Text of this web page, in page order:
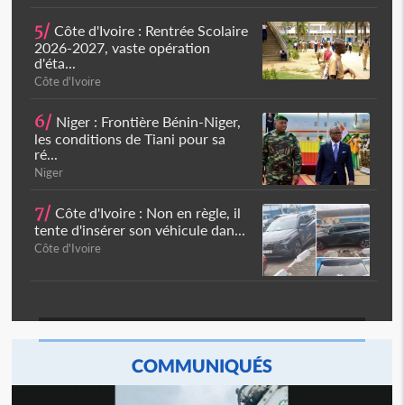
5/ Côte d'Ivoire : Rentrée Scolaire
2026-2027, vaste opération
d'éta...
Côte d'Ivoire
6/ Niger : Frontière Bénin-Niger,
les conditions de Tiani pour sa
ré...
Niger
7/ Côte d'Ivoire : Non en règle, il
tente d'insérer son véhicule dan...
Côte d'Ivoire
COMMUNIQUÉS